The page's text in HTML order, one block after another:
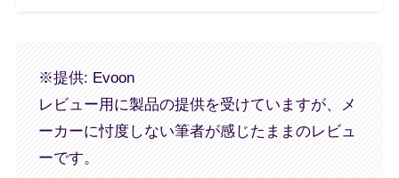
※提供: Evoon
レビュー用に製品の提供を受けていますが、メ
ーカーに忖度しない筆者が感じたままのレビュ
ーです。